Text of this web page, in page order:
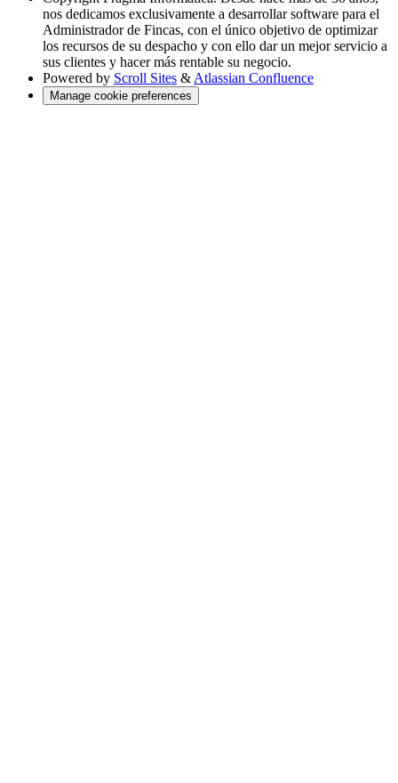
nos dedicamos exclusivamente a desarrollar software para el
Administrador de Fincas, con el único objetivo de optimizar
los recursos de su despacho y con ello dar un mejor servicio a
sus clientes y hacer más rentable su negocio.
Powered by Scroll Sites & Atlassian Confluence
Manage cookie preferences